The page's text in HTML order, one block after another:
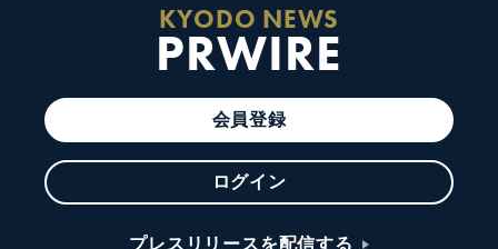
KYODO NEWS
PRWIRE
会員登録
ログイン
プレスリリースを配信する